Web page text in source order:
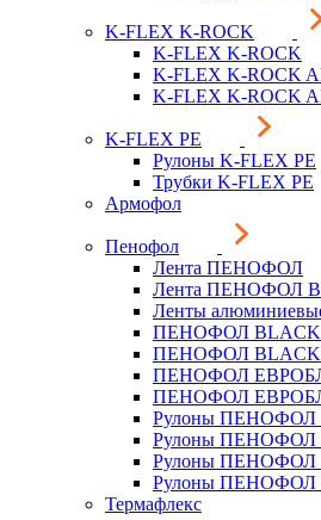
K-FLEX K-ROCK
K-FLEX K-ROCK
K-FLEX K-ROCK
K-FLEX K-ROCK
K-FLEX PE
Рулоны K-FLEX PE
Трубки K-FLEX PE
Армофол
Пенофол
Лента ПЕНОФОЛ
Лента ПЕНОФОЛ
Ленты
ПЕНОФОЛ BLACK
ПЕНОФОЛ
ПЕНОФОЛ
ПЕНОФОЛ
Рулоны ПЕНОФОЛ
Рулоны ПЕНОФОЛ
Рулоны ПЕНОФОЛ
Рулоны ПЕНОФОЛ
Термафлекс